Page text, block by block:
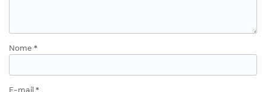
Nome *
E-mail *